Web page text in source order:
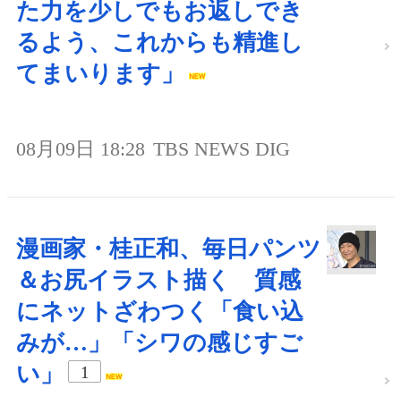
た力を少しでもお返しでき
るよう、これからも精進し
てまいります」
08月09日 18:28 TBS NEWS DIG
漫画家・桂正和、毎日パンツ
＆お尻イラスト描く 質感
にネットざわつく「食い込
みが…」「シワの感じすご
い」
1